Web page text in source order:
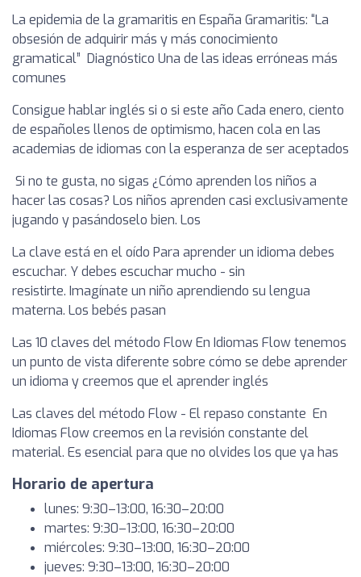
La epidemia de la gramaritis en España Gramaritis: “La
obsesión de adquirir más y más conocimiento
gramatical” Diagnóstico Una de las ideas erróneas más
comunes
Consigue hablar inglés si o si este año Cada enero, ciento
de españoles llenos de optimismo, hacen cola en las
academias de idiomas con la esperanza de ser aceptados
Si no te gusta, no sigas ¿Cómo aprenden los niños a
hacer las cosas? Los niños aprenden casi exclusivamente
jugando y pasándoselo bien. Los
La clave está en el oído Para aprender un idioma debes
escuchar. Y debes escuchar mucho - sin
resistirte. Imagínate un niño aprendiendo su lengua
materna. Los bebés pasan
Las 10 claves del método Flow En Idiomas Flow tenemos
un punto de vista diferente sobre cómo se debe aprender
un idioma y creemos que el aprender inglés
Las claves del método Flow - El repaso constante En
Idiomas Flow creemos en la revisión constante del
material. Es esencial para que no olvides los que ya has
Horario de apertura
lunes: 9:30–13:00, 16:30–20:00
martes: 9:30–13:00, 16:30–20:00
miércoles: 9:30–13:00, 16:30–20:00
jueves: 9:30–13:00, 16:30–20:00